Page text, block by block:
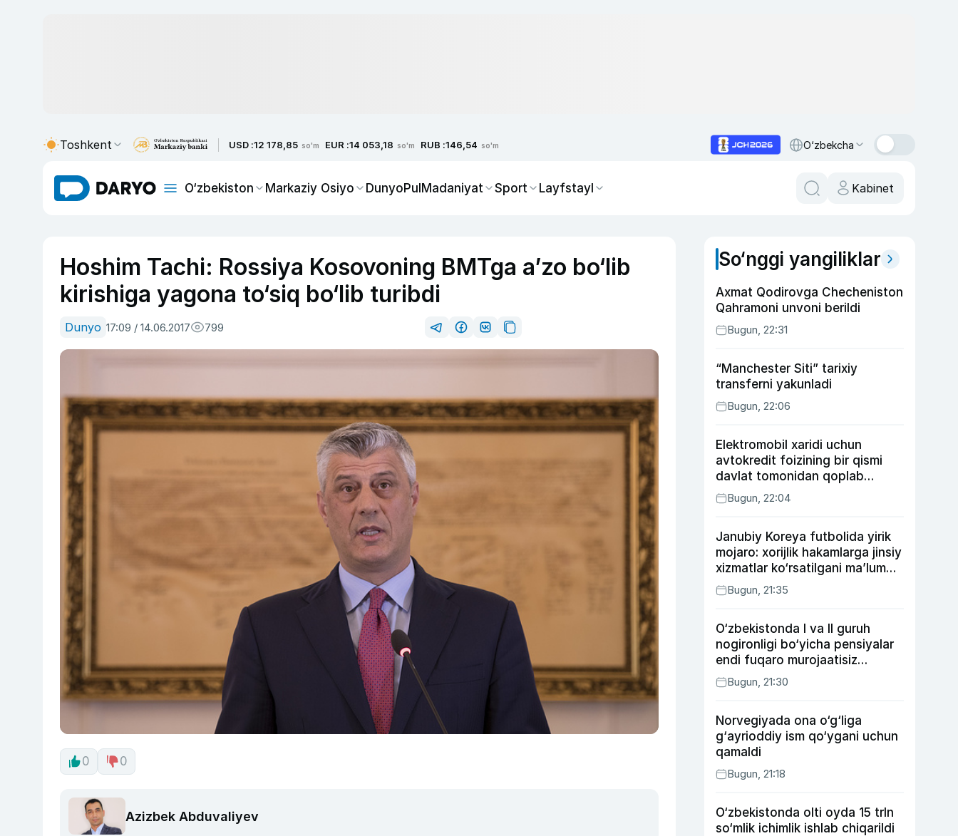
Toshkent USD :12 178,85 so'm EUR :14 053,18 so'm RUB :146,54 so'm O‘zbekcha
O‘zbekiston Markaziy Osiyo DunyoPulMadaniyat Sport Layfstayl Kabinet
Hoshim Tachi: Rossiya Kosovoning BMTga a’zo bo‘lib
kirishiga yagona to‘siq bo‘lib turibdi
Dunyo 17:09 / 14.06.2017 799
0 0
Azizbek Abduvaliyev
So‘nggi yangiliklar
Axmat Qodirovga Checheniston
Qahramoni unvoni berildi
Bugun, 22:31
“Manchester Siti” tarixiy
transferni yakunladi
Bugun, 22:06
Elektromobil xaridi uchun
avtokredit foizining bir qismi
davlat tomonidan qoplab
berilishi mumkin
Bugun, 22:04
Janubiy Koreya futbolida yirik
mojaro: xorijlik hakamlarga jinsiy
xizmatlar ko‘rsatilgani ma’lum
qilindi
Bugun, 21:35
O‘zbekistonda I va II guruh
nogironligi bo‘yicha pensiyalar
endi fuqaro murojaatisiz
tayinlanishi mumkin
Bugun, 21:30
Norvegiyada ona o‘g‘liga
g‘ayrioddiy ism qo‘ygani uchun
qamaldi
Bugun, 21:18
O‘zbekistonda olti oyda 15 trln
so‘mlik ichimlik ishlab chiqarildi